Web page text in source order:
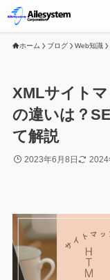
ホーム ブログ Web知識
XMLサイト
の違いは？
て解説
2023年6月8日 2024